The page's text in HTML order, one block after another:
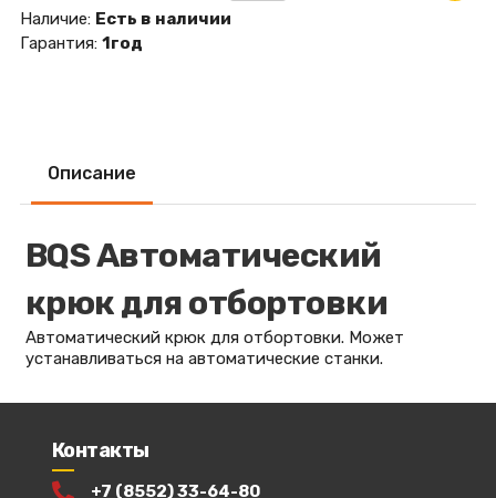
Наличие: Есть в наличии
Гарантия: 1год
Описание
BQS Автоматический
крюк для отбортовки
Автоматический крюк для отбортовки. Может
устанавливаться на автоматические станки.
Контакты
+7 (8552) 33-64-80